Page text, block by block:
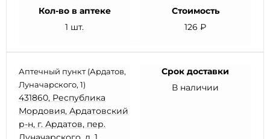
Кол-во в аптеке
1 шт.
Стоимость
126 ₽
Аптечный пункт (Ардатов,
Луначарского, 1)
431860, Республика
Мордовия, Ардатовский
р-н, г. Ардатов, пер.
Срок доставки
В наличии